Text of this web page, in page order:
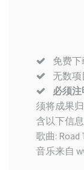
免费下
无数项
必须
须将成果
含以下信
歌曲: Road
音乐来自